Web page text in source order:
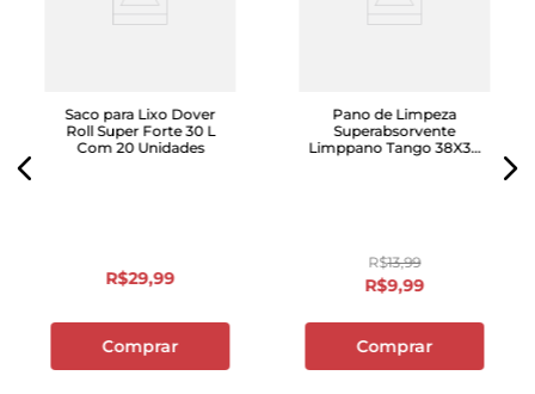
Saco para Lixo Dover
Roll Super Forte 30 L
Com 20 Unidades
R$29,99
Comprar
Pano de Limpeza
Superabsorvente
Limppano Tango 38X36
R$13,99
R$9,99
Comprar